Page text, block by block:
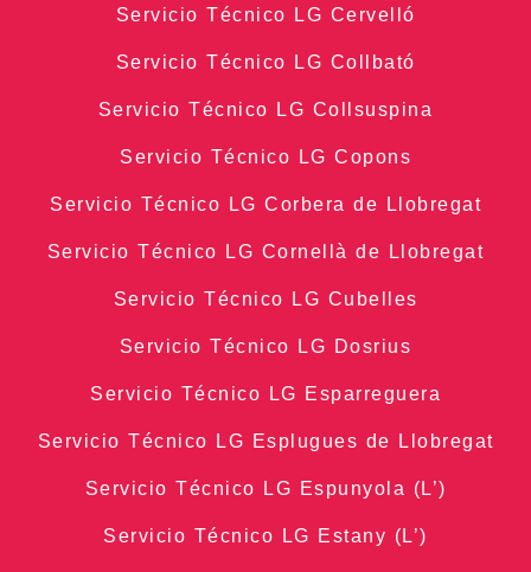
Servicio Técnico LG Cervelló
Servicio Técnico LG Collbató
Servicio Técnico LG Collsuspina
Servicio Técnico LG Copons
Servicio Técnico LG Corbera de Llobregat
Servicio Técnico LG Cornellà de Llobregat
Servicio Técnico LG Cubelles
Servicio Técnico LG Dosrius
Servicio Técnico LG Esparreguera
Servicio Técnico LG Esplugues de Llobregat
Servicio Técnico LG Espunyola (L’)
Servicio Técnico LG Estany (L’)